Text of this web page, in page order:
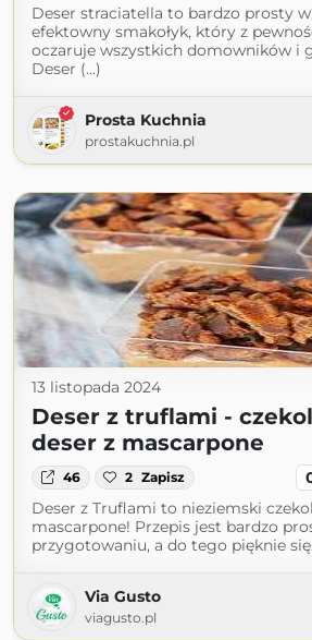
Deser straciatella to bardzo prosty
efektowny smakołyk, który z
oczaruje wszystkich domowników i
Deser (...)
Prosta Kuchnia
prostakuchnia.pl
13 listopada 2024
Deser z truflami -
deser z mascarpone
46 2 Zapisz
Deser z Truflami to nieziemski
mascarpone! Przepis jest bardzo
przygotowaniu, a do tego pięknie
Via Gusto
viagusto.pl